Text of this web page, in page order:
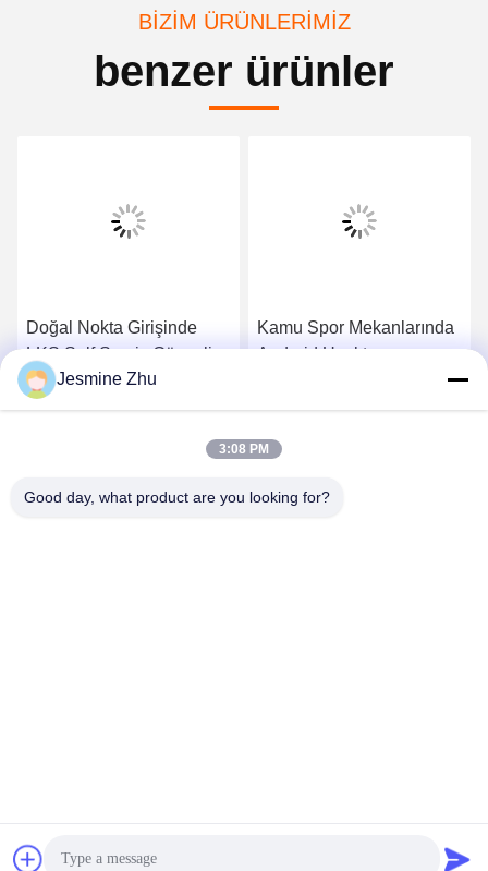
BIZIM ÜRÜNLERIMIZ
benzer ürünler
Doğal Nokta Girişinde
LKS Self Servis Güvenlik
Hız Kapıları, Akıllı Geçiş
Kontrol Sistemleri
En İyi Fiyatı Alın
Kamu Spor Mekanlarında
Android Uzaktan
inç LCD Ekran
En İyi Fiyatı Alın
Çin İyi Kalite Park yeri ödeme istasyonu Tedarikçi. telif hakkı © 2014-2026
Jesmine Zhu
3:08 PM
Good day, what product are you looking for?